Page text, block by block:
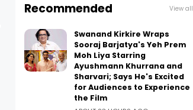
Recommended View all
Swanand Kirkire Wraps
Sooraj Barjatya's Yeh Prem
Moh Liya Starring
Ayushmann Khurrana and
Sharvari; Says He's Excited
for Audiences to Experience
the Film